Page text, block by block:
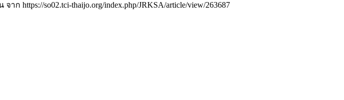
จาก https://so02.tci-thaijo.org/index.php/JRKSA/article/view/263687